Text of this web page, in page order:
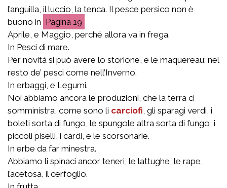
l’anguilla, il luccio, la tenca. Il pesce persico non è
buono in
19
Aprile, e Maggio, perché allora va in frega.
In Pesci di mare.
Per novità si può avere lo storione, e le maquereau: nel
resto de’ pesci come nell’Inverno.
In erbaggi, e Legumi.
Noi abbiamo ancora le produzioni, che la terra ci
somministra, come sono li carciofi , gli sparagi verdi, i
boleti sorta di fungo, le spungole altra sorta di fungo, i
piccoli piselli, i cardi, e le scorsonarie.
In erbe da far minestra.
Abbiamo li spinaci ancor teneri, le lattughe, le rape,
l’acetosa, il cerfoglio.